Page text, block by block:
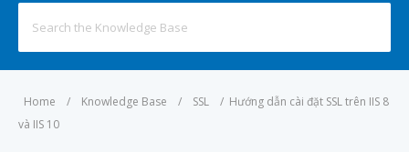
for:
Home / Knowledge Base / SSL / Hướng dẫn cài đặt SSL trên IIS 8
và IIS 10